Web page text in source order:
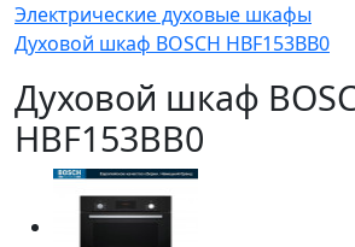
Электрические духовые шкафы
Духовой шкаф BOSCH HBF153BB0
Духовой шкаф
HBF153BB0